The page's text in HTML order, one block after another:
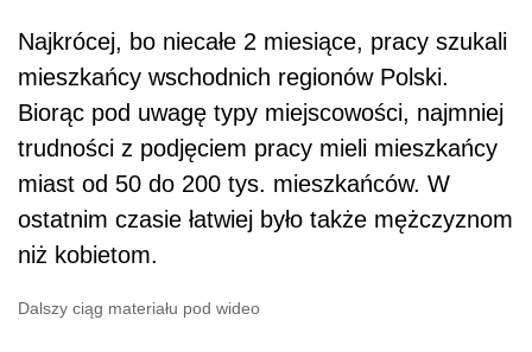
Najkrócej, bo niecałe 2 miesiące, pracy szukali
mieszkańcy wschodnich regionów Polski.
Biorąc pod uwagę typy miejscowości, najmniej
trudności z podjęciem pracy mieli mieszkańcy
miast od 50 do 200 tys. mieszkańców. W
ostatnim czasie łatwiej było także mężczyznom
niż kobietom.
Dalszy ciąg materiału pod wideo